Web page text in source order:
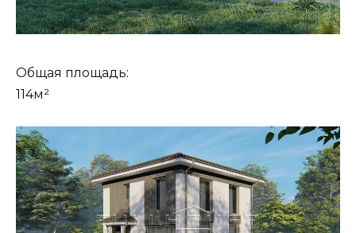
Общая площадь:
114м²